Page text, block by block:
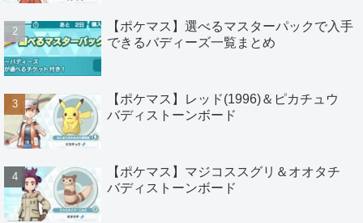
【ポケマス】選べるマスターパックで入手
できるバディーズ一覧まとめ
【ポケマス】レッド(1996)＆ピカチュウ
バディストーンボード
【ポケマス】マジコススグリ＆オオタチ
バディストーンボード